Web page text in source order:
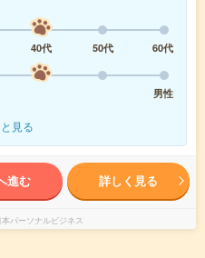
40代 50代
60代
男性
見る
進む 詳しく見る
パーソナルビジネス